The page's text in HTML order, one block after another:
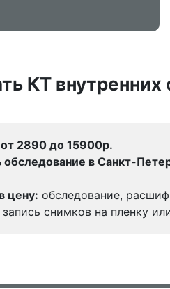
КТ
от 2890 до 15900р.
обследование в Санкт-
цену: обследование,
снимков на пленку